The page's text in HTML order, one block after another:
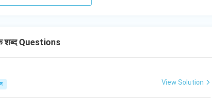
शब्द Questions
View Solution